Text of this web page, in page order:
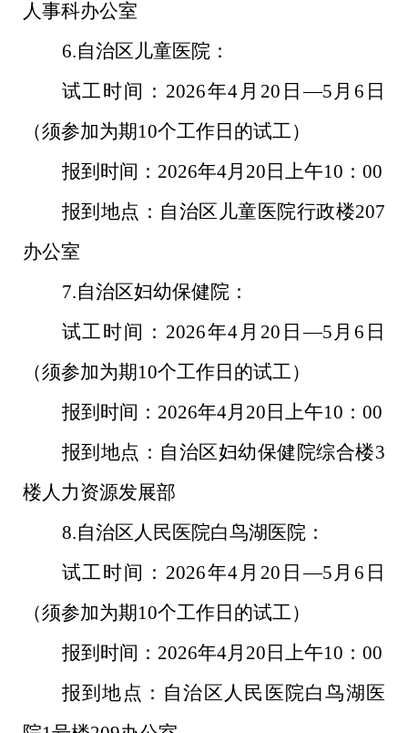
人事科办公室
6.自治区儿童医院：
试工时间： 2026年4 月 20 日—5 月 6 日
（须参加为期10个工作日的试工）
报到时间： 2026年4月 20 日上午10 ： 00
报到地点：自治区儿童医院行政楼207
办公室
7.自治区妇幼保健院：
试工时间： 2026年4 月 20 日—5 月 6 日
（须参加为期10个工作日的试工）
报到时间： 2026年4月 20 日上午10 ： 00
报到地点：自治区妇幼保健院综合楼3
楼人力资源发展部
8.自治区人民医院白鸟湖医院：
试工时间： 2026年4 月 20 日—5 月 6 日
（须参加为期10个工作日的试工）
报到时间： 2026年4月 20 日上午10 ： 00
报到地点：自治区人民医院白鸟湖医